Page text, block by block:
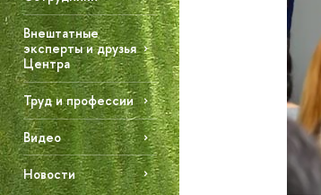
Внештатные
эксперты и друзья
Центра
Труд и профессии
Видео
Новости